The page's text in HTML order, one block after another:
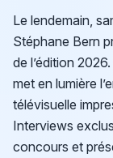
Le lendemain,
Stéphane Bern
de l’édition
met en lumière
télévisuelle
Interviews
concours et